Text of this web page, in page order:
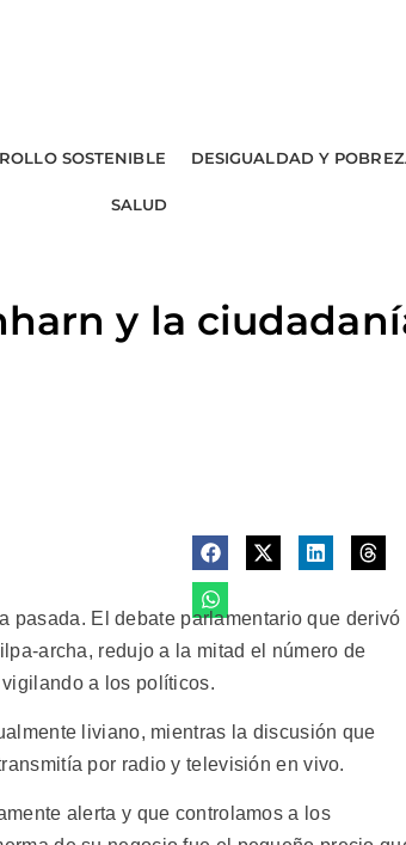
SOSTENIBLE DESIGUALDAD Y
SALUD
y la
pasada. El debate parlamentario que derivó
archa, redujo a la mitad el número de
a los políticos.
liviano, mientras la discusión que
por radio y televisión en vivo.
alerta y que controlamos a los